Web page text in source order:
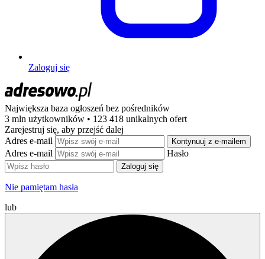
Zaloguj się
Największa baza ogłoszeń bez pośredników
3 mln użytkowników • 123 418 unikalnych ofert
Zarejestruj się, aby przejść dalej
Adres e-mail
Kontynuuj z e-mailem
Adres e-mail Hasło
Zaloguj się
Nie pamiętam hasła
lub